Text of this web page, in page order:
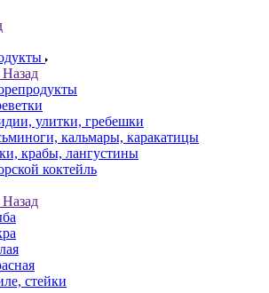
Назад
улитки, гребешки
кальмары, каракатицы
крабы, лангустины
коктейль
Назад
стейки